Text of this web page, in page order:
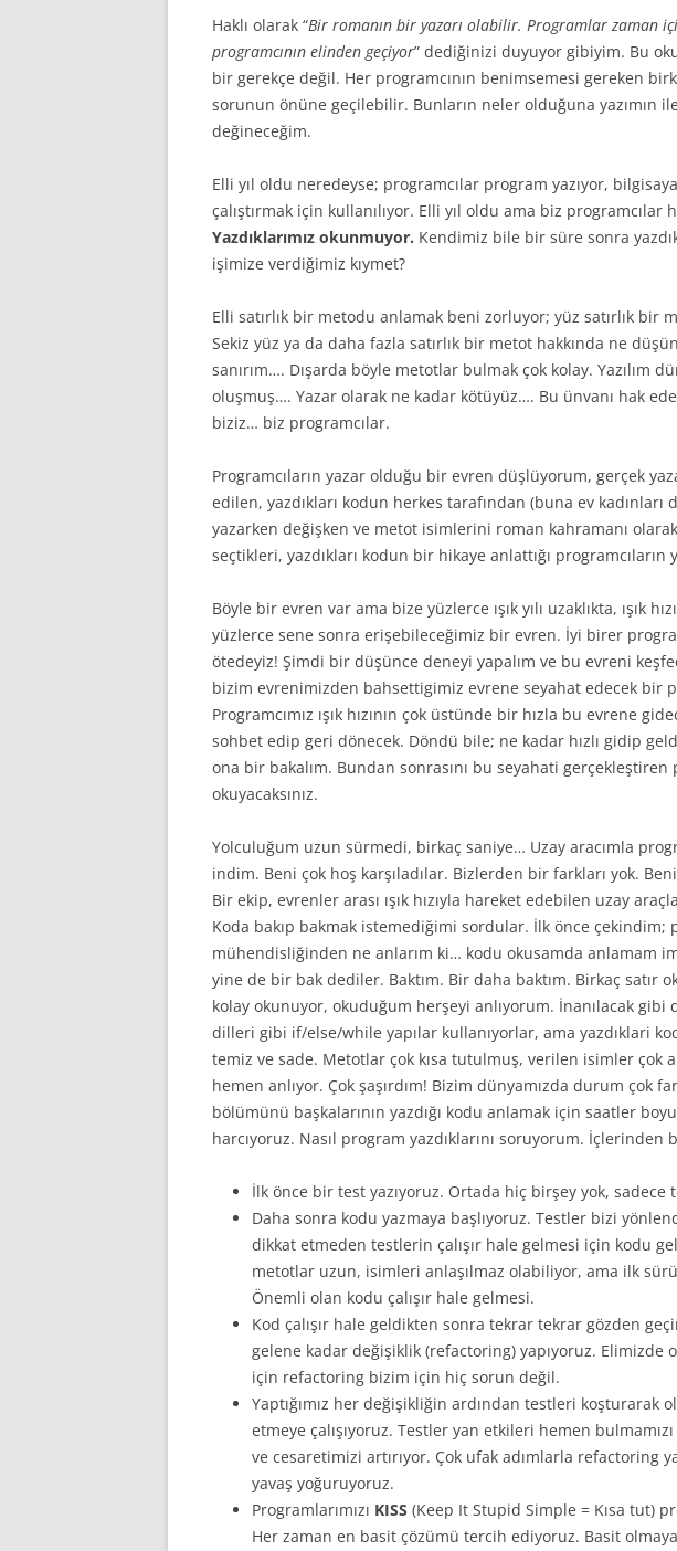
Haklı olarak “Bir romanın bir yazarı olabilir. Programlar zaman
programcının elinden geçiyor” dediğinizi duyuyor gibiyim. Bu
bir gerekçe değil. Her programcının benimsemesi gereken
sorunun önüne geçilebilir. Bunların neler olduğuna yazımın
değineceğim.
Elli yıl oldu neredeyse; programcılar program yazıyor,
çalıştırmak için kullanılıyor. Elli yıl oldu ama biz
Yazdıklarımız okunmuyor. Kendimiz bile bir süre sonra
işimize verdiğimiz kıymet?
Elli satırlık bir metodu anlamak beni zorluyor; yüz satırlık bir
Sekiz yüz ya da daha fazla satırlık bir metot hakkında ne
sanırım…. Dışarda böyle metotlar bulmak çok kolay. Yazılım
oluşmuş…. Yazar olarak ne kadar kötüyüz…. Bu ünvanı hak
biziz… biz programcılar.
Programcıların yazar olduğu bir evren düşlüyorum, gerçek
edilen, yazdıkları kodun herkes tarafından (buna ev
yazarken değişken ve metot isimlerini roman kahramanı
seçtikleri, yazdıkları kodun bir hikaye anlattığı programcıların
Böyle bir evren var ama bize yüzlerce ışık yılı uzaklıkta, ışık
yüzlerce sene sonra erişebileceğimiz bir evren. İyi birer
ötedeyiz! Şimdi bir düşünce deneyi yapalım ve bu evreni
bizim evrenimizden bahsettigimiz evrene seyahat edecek bir
Programcımız ışık hızının çok üstünde bir hızla bu evrene
sohbet edip geri dönecek. Döndü bile; ne kadar hızlı gidip
ona bir bakalım. Bundan sonrasını bu seyahati gerçekleştiren
okuyacaksınız.
Yolculuğum uzun sürmedi, birkaç saniye… Uzay aracımla
indim. Beni çok hoş karşıladılar. Bizlerden bir farkları yok.
Bir ekip, evrenler arası ışık hızıyla hareket edebilen uzay
Koda bakıp bakmak istemediğimi sordular. İlk önce çekindim;
mühendisliğinden ne anlarım ki… kodu okusamda anlamam
yine de bir bak dediler. Baktım. Bir daha baktım. Birkaç satır
kolay okunuyor, okuduğum herşeyi anlıyorum. İnanılacak
dilleri gibi if/else/while yapılar kullanıyorlar, ama yazdıklari
temiz ve sade. Metotlar çok kısa tutulmuş, verilen isimler çok
hemen anlıyor. Çok şaşırdım! Bizim dünyamızda durum çok
bölümünü başkalarının yazdığı kodu anlamak için saatler
harcıyoruz. Nasıl program yazdıklarını soruyorum. İçlerinden
İlk önce bir test yazıyoruz. Ortada hiç birşey yok, sadece
Daha sonra kodu yazmaya başlıyoruz. Testler bizi
dikkat etmeden testlerin çalışır hale gelmesi için kodu
metotlar uzun, isimleri anlaşılmaz olabiliyor, ama ilk
Önemli olan kodu çalışır hale gelmesi.
Kod çalışır hale geldikten sonra tekrar tekrar gözden
gelene kadar değişiklik (refactoring) yapıyoruz. Elimizde
için refactoring bizim için hiç sorun değil.
Yaptığımız her değişikliğin ardından testleri koşturarak
etmeye çalışıyoruz. Testler yan etkileri hemen
ve cesaretimizi artırıyor. Çok ufak adımlarla refactoring
yavaş yoğuruyoruz.
Programlarımızı KISS (Keep It Stupid Simple = Kısa tut)
Her zaman en basit çözümü tercih ediyoruz. Basit